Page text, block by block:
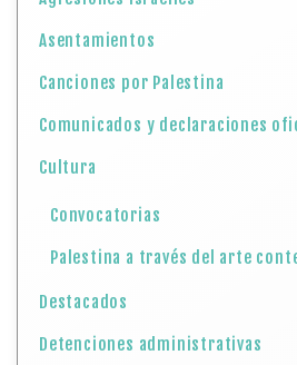
Asentamientos
Canciones por Palestina
Comunicados y declaraciones
Cultura
Convocatorias
Palestina a través del arte
Destacados
Detenciones administrativas